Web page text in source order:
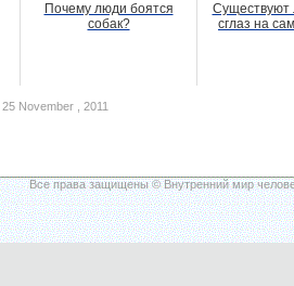
Почему люди боятся
собак?
Существуют
сглаз на
25 November , 2011
Все права защищены © Внутренний мир